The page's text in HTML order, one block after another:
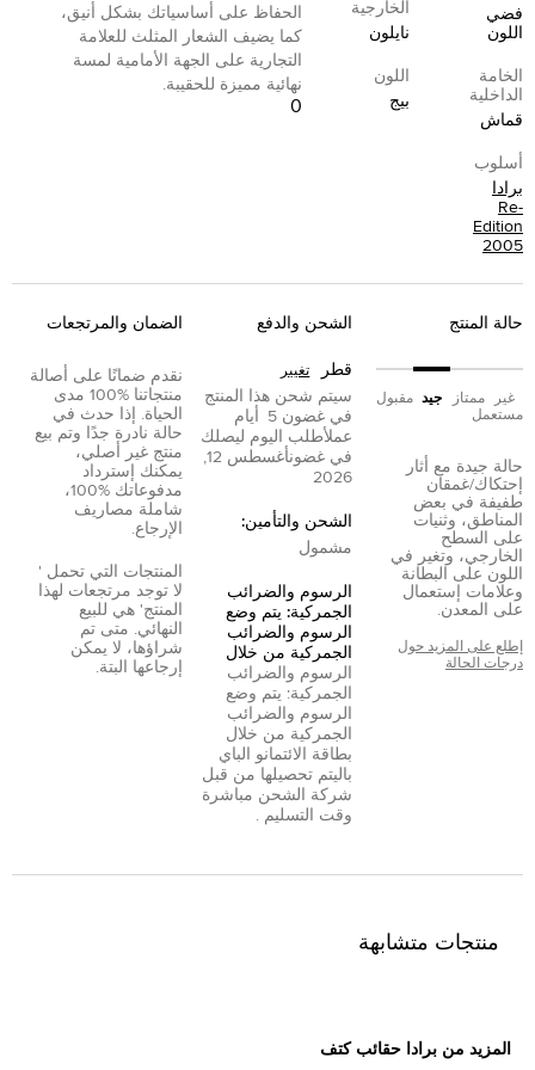
فضي
اللون
الخارجية
نايلون
الخامة
الداخلية
قماش
اللون
بيج
أسلوب
برادا
Re-
Edition
2005
الحفاظ على أساسياتك بشكل أنيق،
كما يضيف الشعار المثلث للعلامة
التجارية على الجهة الأمامية لمسة
نهائية مميزة للحقيبة.
0
حالة المنتج
غير
مستعمل
ممتاز جيد مقبول
حالة جيدة مع أثار
إحتكاك/غمقان
طفيفة في بعض
المناطق، وثنيات
على السطح
الخارجي، وتغير في
اللون على البطانة
وعلامات إستعمال
على المعدن.
إطلع على المزيد حول
درجات الحالة
الشحن والدفع
قطر تغيير
سيتم شحن هذا المنتج
في غضون 5
أيام
عملأطلب اليوم ليصلك
في غضون
أغسطس 12,
2026
الشحن والتأمين:
مشمول
الرسوم والضرائب
الجمركية: يتم وضع
الرسوم والضرائب
الجمركية من خلال
الرسوم والضرائب
الجمركية: يتم وضع
الرسوم والضرائب
الجمركية من خلال
بطاقة الائتمانو
الباي
باليتم تحصيلها من قبل
شركة الشحن مباشرة
وقت التسليم .
الضمان والمرتجعات
نقدم ضمانًا على أصالة
منتجاتنا %100 مدى
الحياة. إذا حدث في
حالة نادرة جدًا وتم بيع
منتج غير أصلي،
يمكنك إسترداد
مدفوعاتك %100،
شاملة مصاريف
الإرجاع.
المنتجات التي تحمل '
لا توجد مرتجعات لهذا
المنتج' هي للبيع
النهائي. متى تم
شراؤها، لا يمكن
إرجاعها البتة.
منتجات متشابهة
المزيد من برادا حقائب كتف